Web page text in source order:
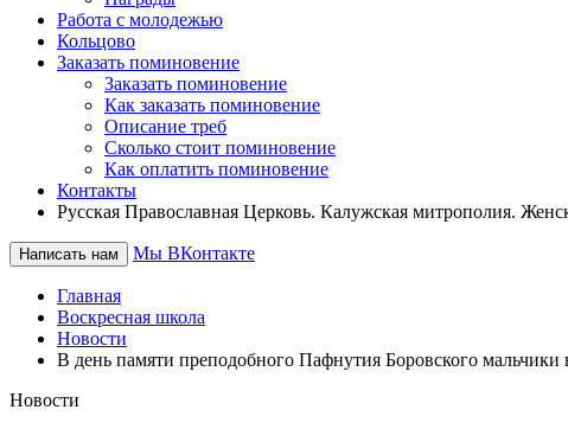
Работа с молодежью
Кольцово
Заказать поминовение
Заказать поминовение
Как заказать поминовение
Описание треб
Сколько стоит поминовение
Как оплатить поминовение
Контакты
Русская Православная Церковь. Калужская митрополия.
Написать нам Мы ВКонтакте
Главная
Воскресная школа
Новости
В день памяти преподобного Пафнутия Боровского
Новости